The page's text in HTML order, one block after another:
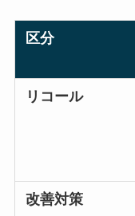
区分
リコール
改善対策